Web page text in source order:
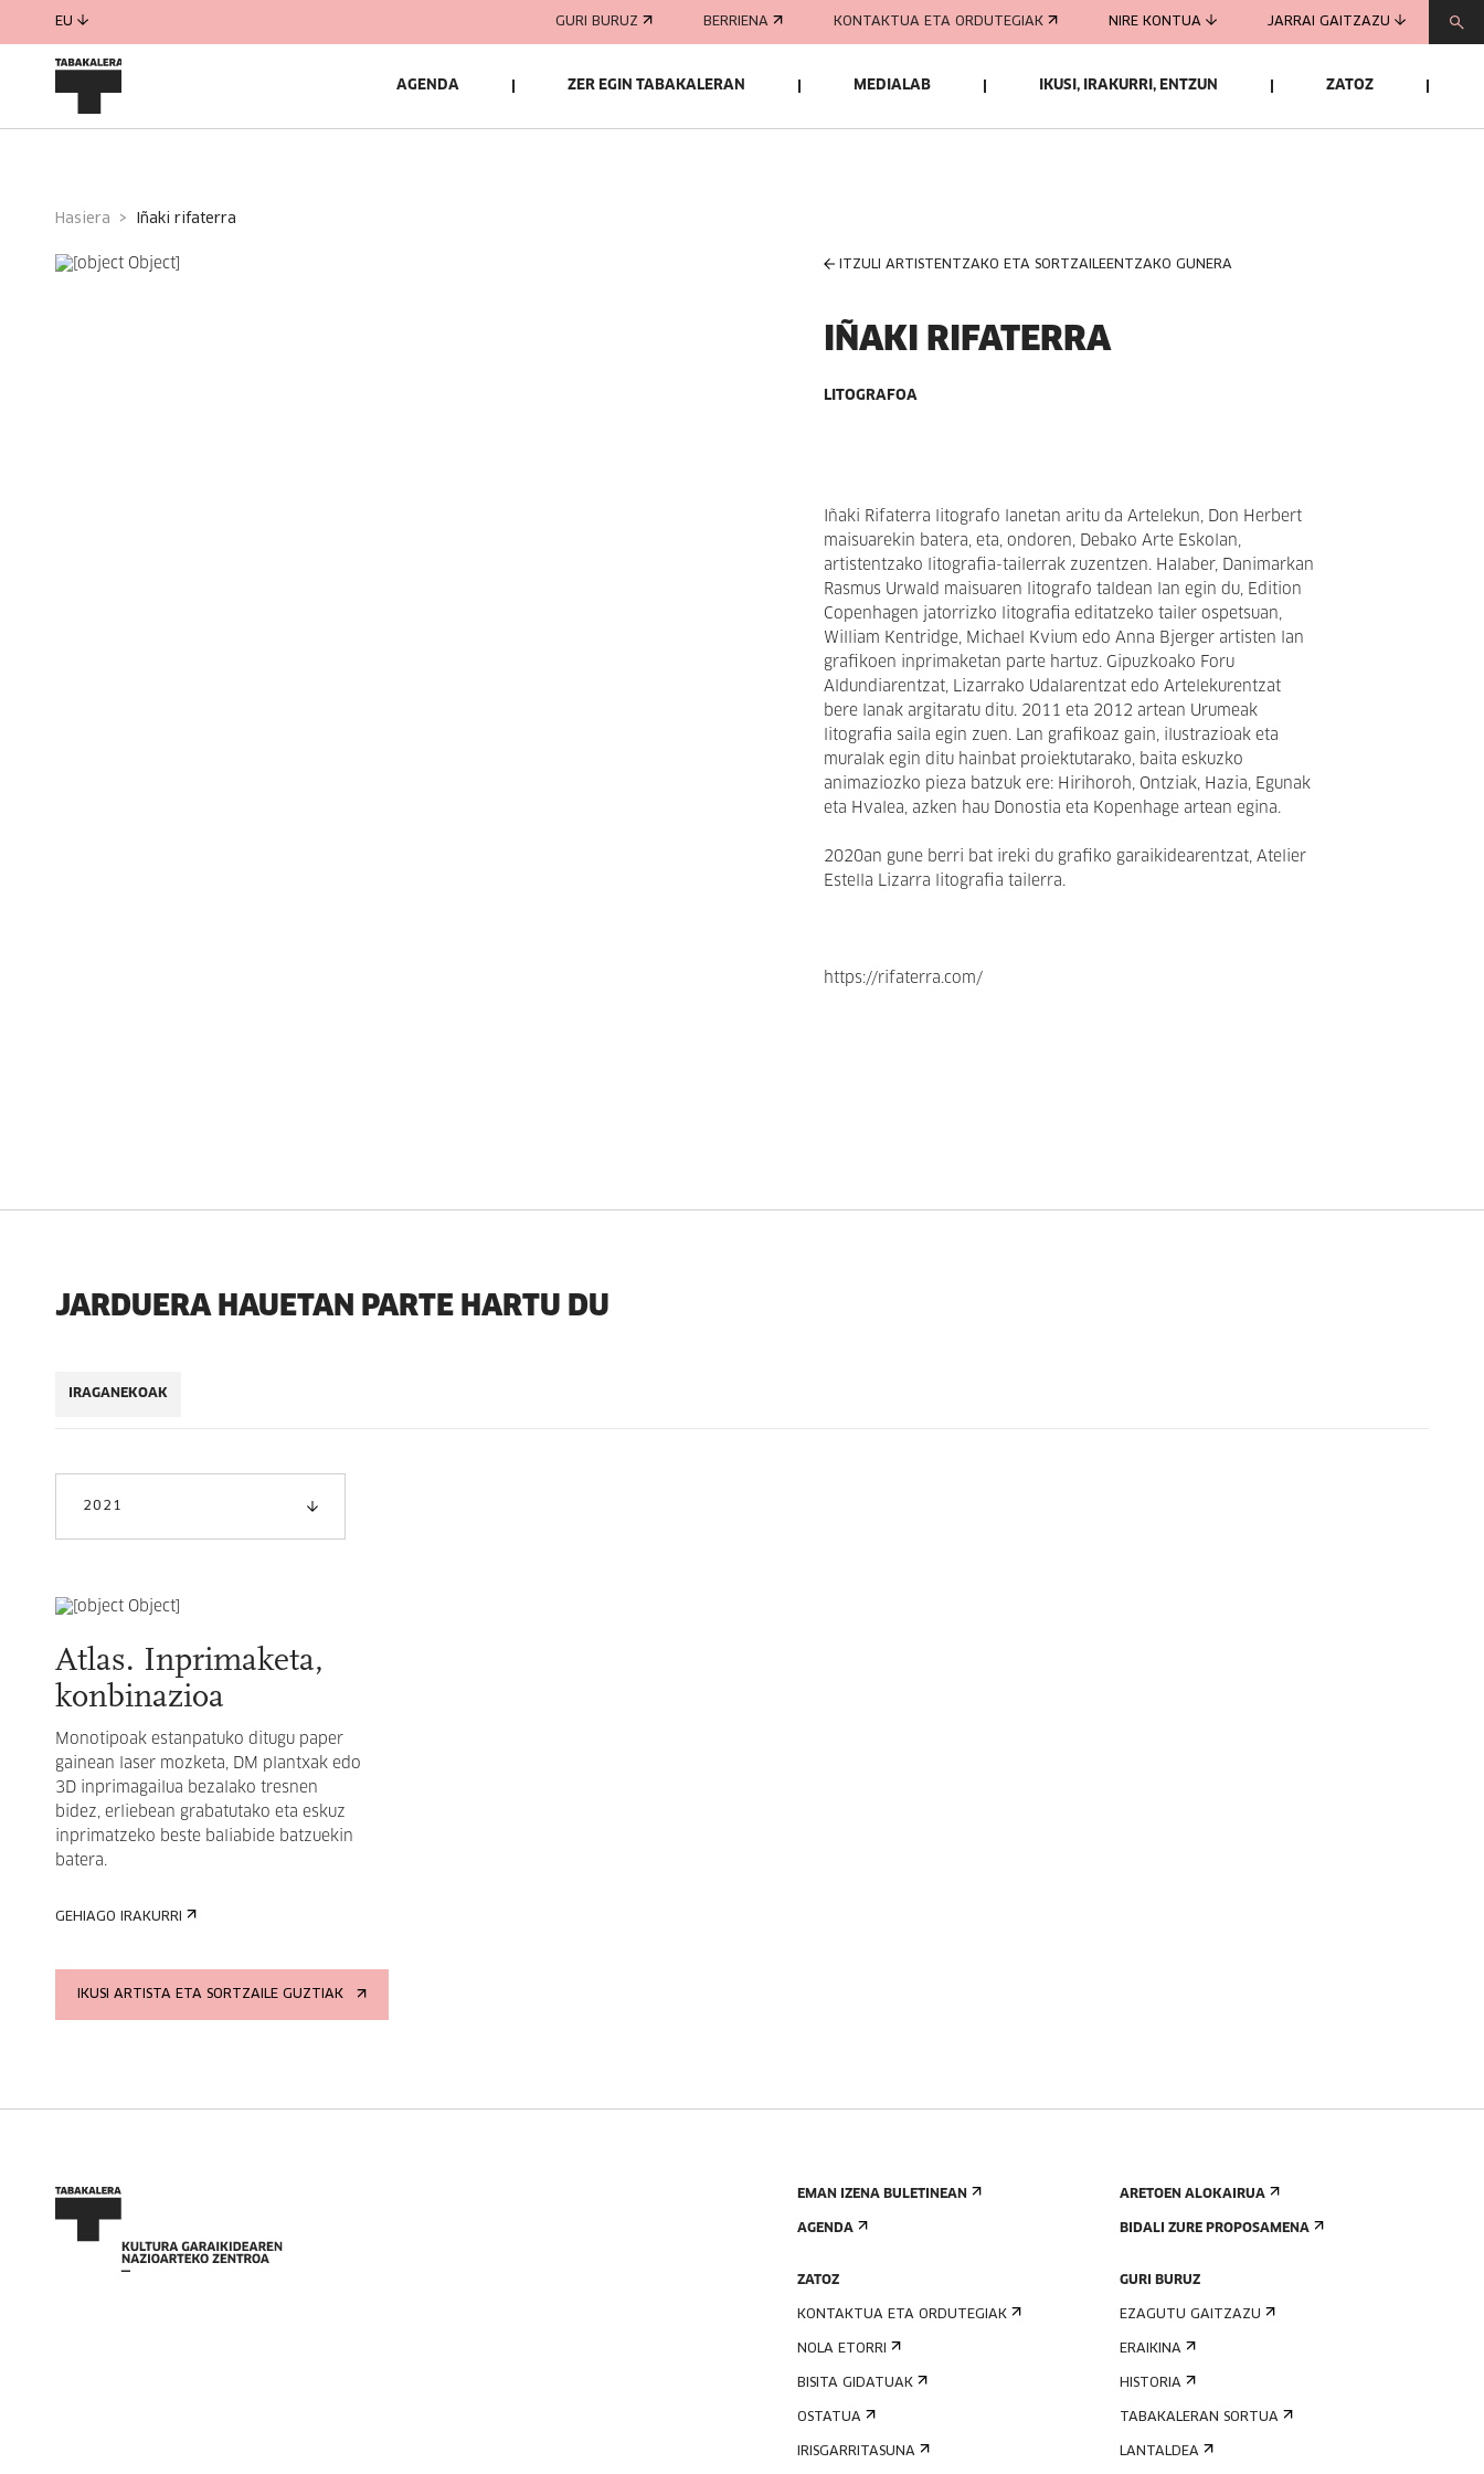
EU GURI BURUZ BERRIENA KONTAKTUA ETA ORDUTEGIAK NIRE KONTUA JARRAI GAITZAZU
AGENDA ZER EGIN TABAKALERAN MEDIALAB IKUSI, IRAKURRI, ENTZUN ZATOZ
Hasiera iñaki rifaterra
ITZULI ARTISTENTZAKO ETA SORTZAILEENTZAKO GUNERA
IÑAKI RIFATERRA
LITOGRAFOA
Iñaki Rifaterra litografo lanetan aritu da Artelekun, Don Herbert
maisuarekin batera, eta, ondoren, Debako Arte Eskolan,
artistentzako litografia-tailerrak zuzentzen. Halaber, Danimarkan
Rasmus Urwald maisuaren litografo taldean lan egin du, Edition
Copenhagen jatorrizko litografia editatzeko tailer ospetsuan,
William Kentridge, Michael Kvium edo Anna Bjerger artisten lan
grafikoen inprimaketan parte hartuz. Gipuzkoako Foru
Aldundiarentzat, Lizarrako Udalarentzat edo Artelekurentzat
bere lanak argitaratu ditu. 2011 eta 2012 artean Urumeak
litografia saila egin zuen. Lan grafikoaz gain, ilustrazioak eta
muralak egin ditu hainbat proiektutarako, baita eskuzko
animaziozko pieza batzuk ere: Hirihoroh, Ontziak, Hazia, Egunak
eta Hvalea, azken hau Donostia eta Kopenhage artean egina.
2020an gune berri bat ireki du grafiko garaikidearentzat, Atelier
Estella Lizarra litografia tailerra.
https://rifaterra.com/
JARDUERA HAUETAN PARTE HARTU DU
IRAGANEKOAK
2021
Atlas. Inprimaketa,
konbinazioa
Monotipoak estanpatuko ditugu paper
gainean laser mozketa, DM plantxak edo
3D inprimagailua bezalako tresnen
bidez, erliebean grabatutako eta eskuz
inprimatzeko beste baliabide batzuekin
batera.
GEHIAGO IRAKURRI
IKUSI ARTISTA ETA SORTZAILE GUZTIAK
EMAN IZENA BULETINEAN
AGENDA
ZATOZ
KONTAKTUA ETA ORDUTEGIAK
NOLA ETORRI
BISITA GIDATUAK
OSTATUA
IRISGARRITASUNA
ARETOEN ALOKAIRUA
BIDALI ZURE PROPOSAMENA
GURI BURUZ
EZAGUTU GAITZAZU
ERAIKINA
HISTORIA
TABAKALERAN SORTUA
LANTALDEA